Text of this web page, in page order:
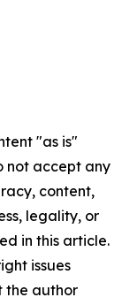
"as is"
not accept any
content,
legality, or
in this article.
issues
the author